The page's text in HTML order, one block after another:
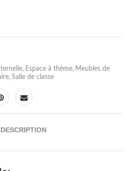
, Espace à thème, Meubles de
, Salle de classe
DESCRIPTION